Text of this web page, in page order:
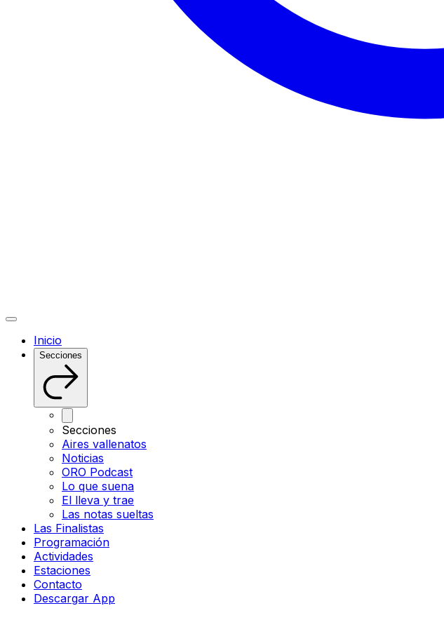
Inicio
Secciones
Secciones
Aires vallenatos
Noticias
ORO Podcast
Lo que suena
El lleva y trae
Las notas sueltas
Las Finalistas
Programación
Actividades
Estaciones
Contacto
Descargar App